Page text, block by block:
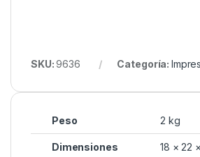
SKU:9636 Categoría:
Peso 2 kg
Dimensiones 18 × 22